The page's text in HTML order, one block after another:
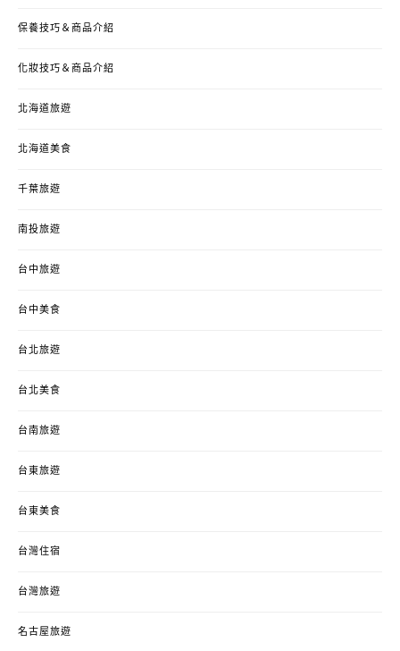
保養技巧＆商品介紹
化妝技巧＆商品介紹
北海道旅遊
北海道美食
千葉旅遊
南投旅遊
台中旅遊
台中美食
台北旅遊
台北美食
台南旅遊
台東旅遊
台東美食
台灣住宿
台灣旅遊
名古屋旅遊